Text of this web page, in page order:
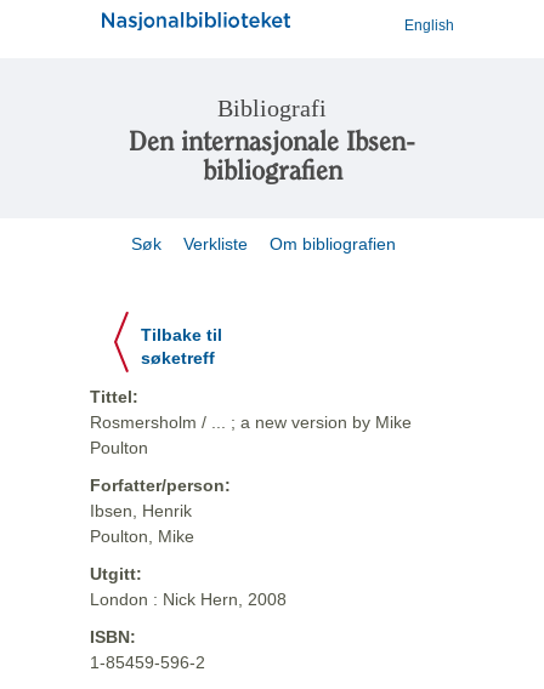
English
Bibliografi
Den internasjonale Ibsen-
bibliografien
Søk Verkliste Om bibliografien
Tilbake til
søketreff
Tittel:
Rosmersholm / ... ; a new version by Mike
Poulton
Forfatter/person:
Ibsen, Henrik
Poulton, Mike
Utgitt:
London : Nick Hern, 2008
ISBN:
1-85459-596-2